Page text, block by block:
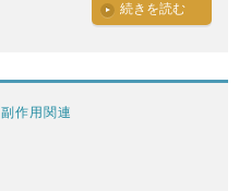
続きを読む
副作用関連